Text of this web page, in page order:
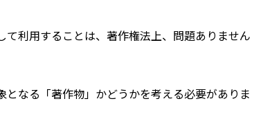
利用することは、著作権法上、問題ありません
なる「著作物」かどうかを考える必要がありま